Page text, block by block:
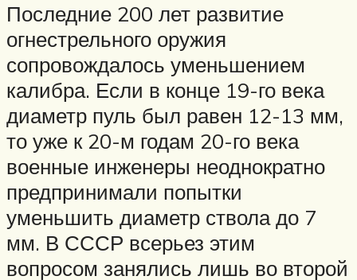
Последние 200 лет развитие
огнестрельного оружия
сопровождалось уменьшением
калибра. Если в конце 19-го века
диаметр пуль был равен 12-13 мм,
то уже к 20-м годам 20-го века
военные инженеры неоднократно
предпринимали попытки
уменьшить диаметр ствола до 7
мм. В СССР всерьез этим
вопросом занялись лишь во второй